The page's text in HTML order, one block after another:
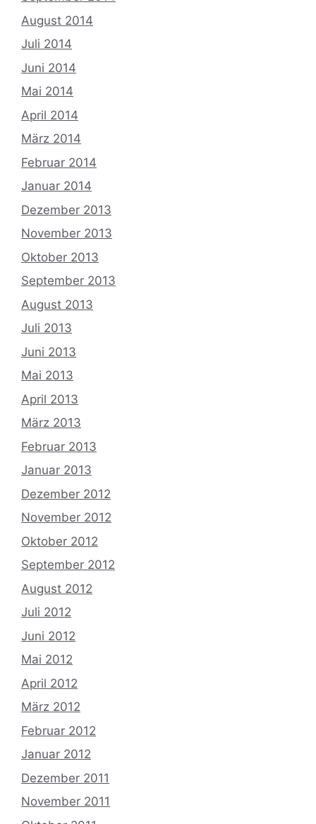
August 2014
Juli 2014
Juni 2014
Mai 2014
April 2014
März 2014
Februar 2014
Januar 2014
Dezember 2013
November 2013
Oktober 2013
September 2013
August 2013
Juli 2013
Juni 2013
Mai 2013
April 2013
März 2013
Februar 2013
Januar 2013
Dezember 2012
November 2012
Oktober 2012
September 2012
August 2012
Juli 2012
Juni 2012
Mai 2012
April 2012
März 2012
Februar 2012
Januar 2012
Dezember 2011
November 2011